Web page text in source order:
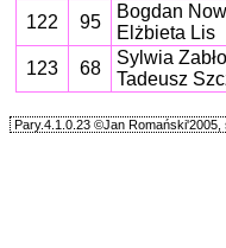
122 95
Bogdan
Elżbieta Lis
123 68
Sylwia
Tadeusz
Pary.4.1.0.23 ©Jan